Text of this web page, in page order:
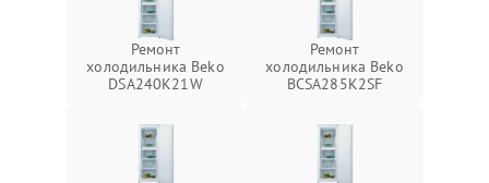
Ремонт
холодильника Beko
DSA240K21W
Ремонт
холодильника Beko
BCSA285K2SF